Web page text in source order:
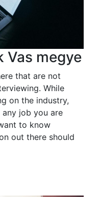
Vas megye
that are not
While
on the industry,
job you are
to know
out there should